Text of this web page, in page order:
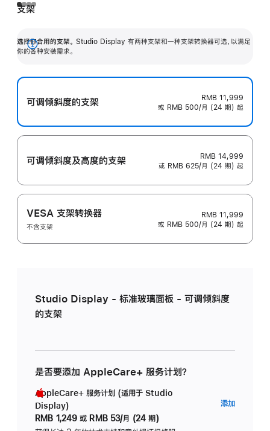
支架
选择你合用的支架。 Studio Display 有两种支架和一种支架转换器可选，以满足
你的各种安装需求。
展
可调倾斜度的支架
RMB 11,999
或 RMB 500/月 (24 期) 起
可调倾斜度及高‍度的支‍架
RMB 14,999
或 RMB 625/月 (24 期) 起
VESA 支架转换器
不含支架
RMB 11,999
或 RMB 500/月 (24 期) 起
Studio Display - 标准玻璃面板 - 可调倾斜度
的支架
是否要添加 AppleCare+ 服务计划？
AppleCare+ 服务计划 (适用于 Studio
Display)
RMB 1,249 或 RMB 53/月 (24 期)
添加